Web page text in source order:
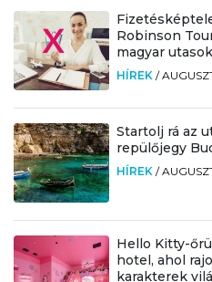
Robinson
magyar
HÍREK /
Startolj rá az
repülőjegy
HÍREK /
Hello Kitty-
hotel, ahol
karakterek